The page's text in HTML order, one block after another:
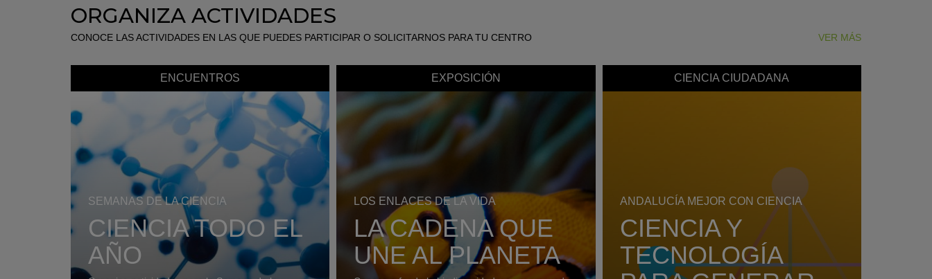
ORGANIZA ACTIVIDADES
CONOCE LAS ACTIVIDADES EN LAS QUE PUEDES PARTICIPAR O SOLICITARNOS PARA TU CENTRO VER MÁS
ENCUENTROS
SEMANAS DE LA CIENCIA
CIENCIA TODO EL
AÑO
EXPOSICIÓN
LOS ENLACES DE LA VIDA
LA CADENA QUE
UNE AL PLANETA
CIENCIA CIUDADANA
ANDALUCÍA MEJOR CON CIENCIA
CIENCIA Y
TECNOLOGÍA